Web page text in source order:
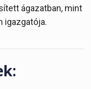
ágazatban, mint
igazgatója.